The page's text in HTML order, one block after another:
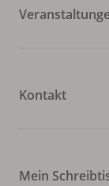
Kontakt
Mein